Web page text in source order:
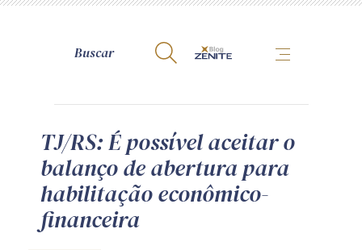
A Zênite
Como publicar conosco
Site da Zênite
TJ/RS: É possível aceitar o
balanço de abertura para
habilitação econômico-
financeira